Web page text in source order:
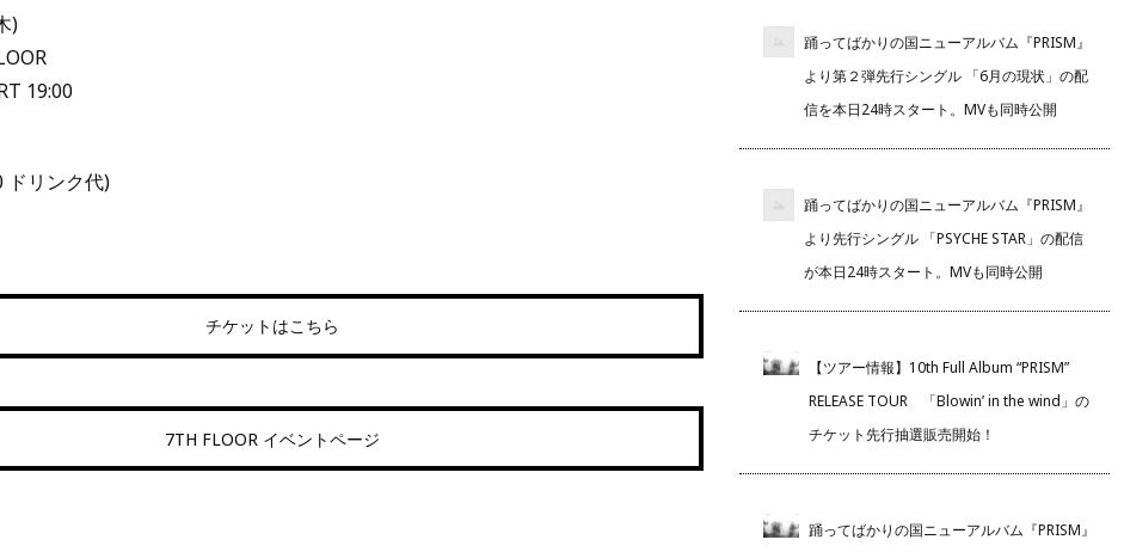
)
19:00
ドリンク代)
チケットはこちら
7TH FLOOR イベントページ
踊ってばかりの国ニューアルバム『PRISM』
より第２弾先行シングル 「6月の現状」の配
信を本日24時スタート。MVも同時公開
踊ってばかりの国ニューアルバム『PRISM』
より先行シングル 「PSYCHE STAR」の配信
が本日24時スタート。MVも同時公開
【ツアー情報】10th Full Album “PRISM”
RELEASE TOUR 「Blowin’ in the wind」の
チケット先行抽選販売開始！
踊ってばかりの国ニューアルバム『PRISM』